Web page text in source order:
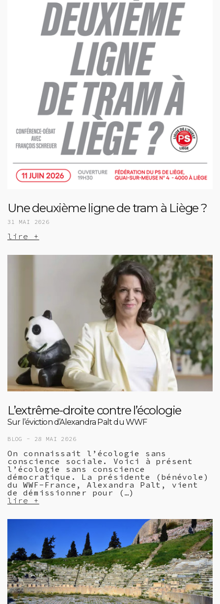
Une deuxième ligne de tram à Liège ?
31 MAI 2026
lire +
L’extrême-droite contre l’écologie
Sur l’éviction d’Alexandra Palt du WWF
BLOG - 28 MAI 2026
On connaissait l’écologie sans
conscience sociale. Voici à présent
l’écologie sans conscience
démocratique. La présidente (bénévole)
du WWF-France, Alexandra Palt, vient
de démissionner pour (…)
lire +